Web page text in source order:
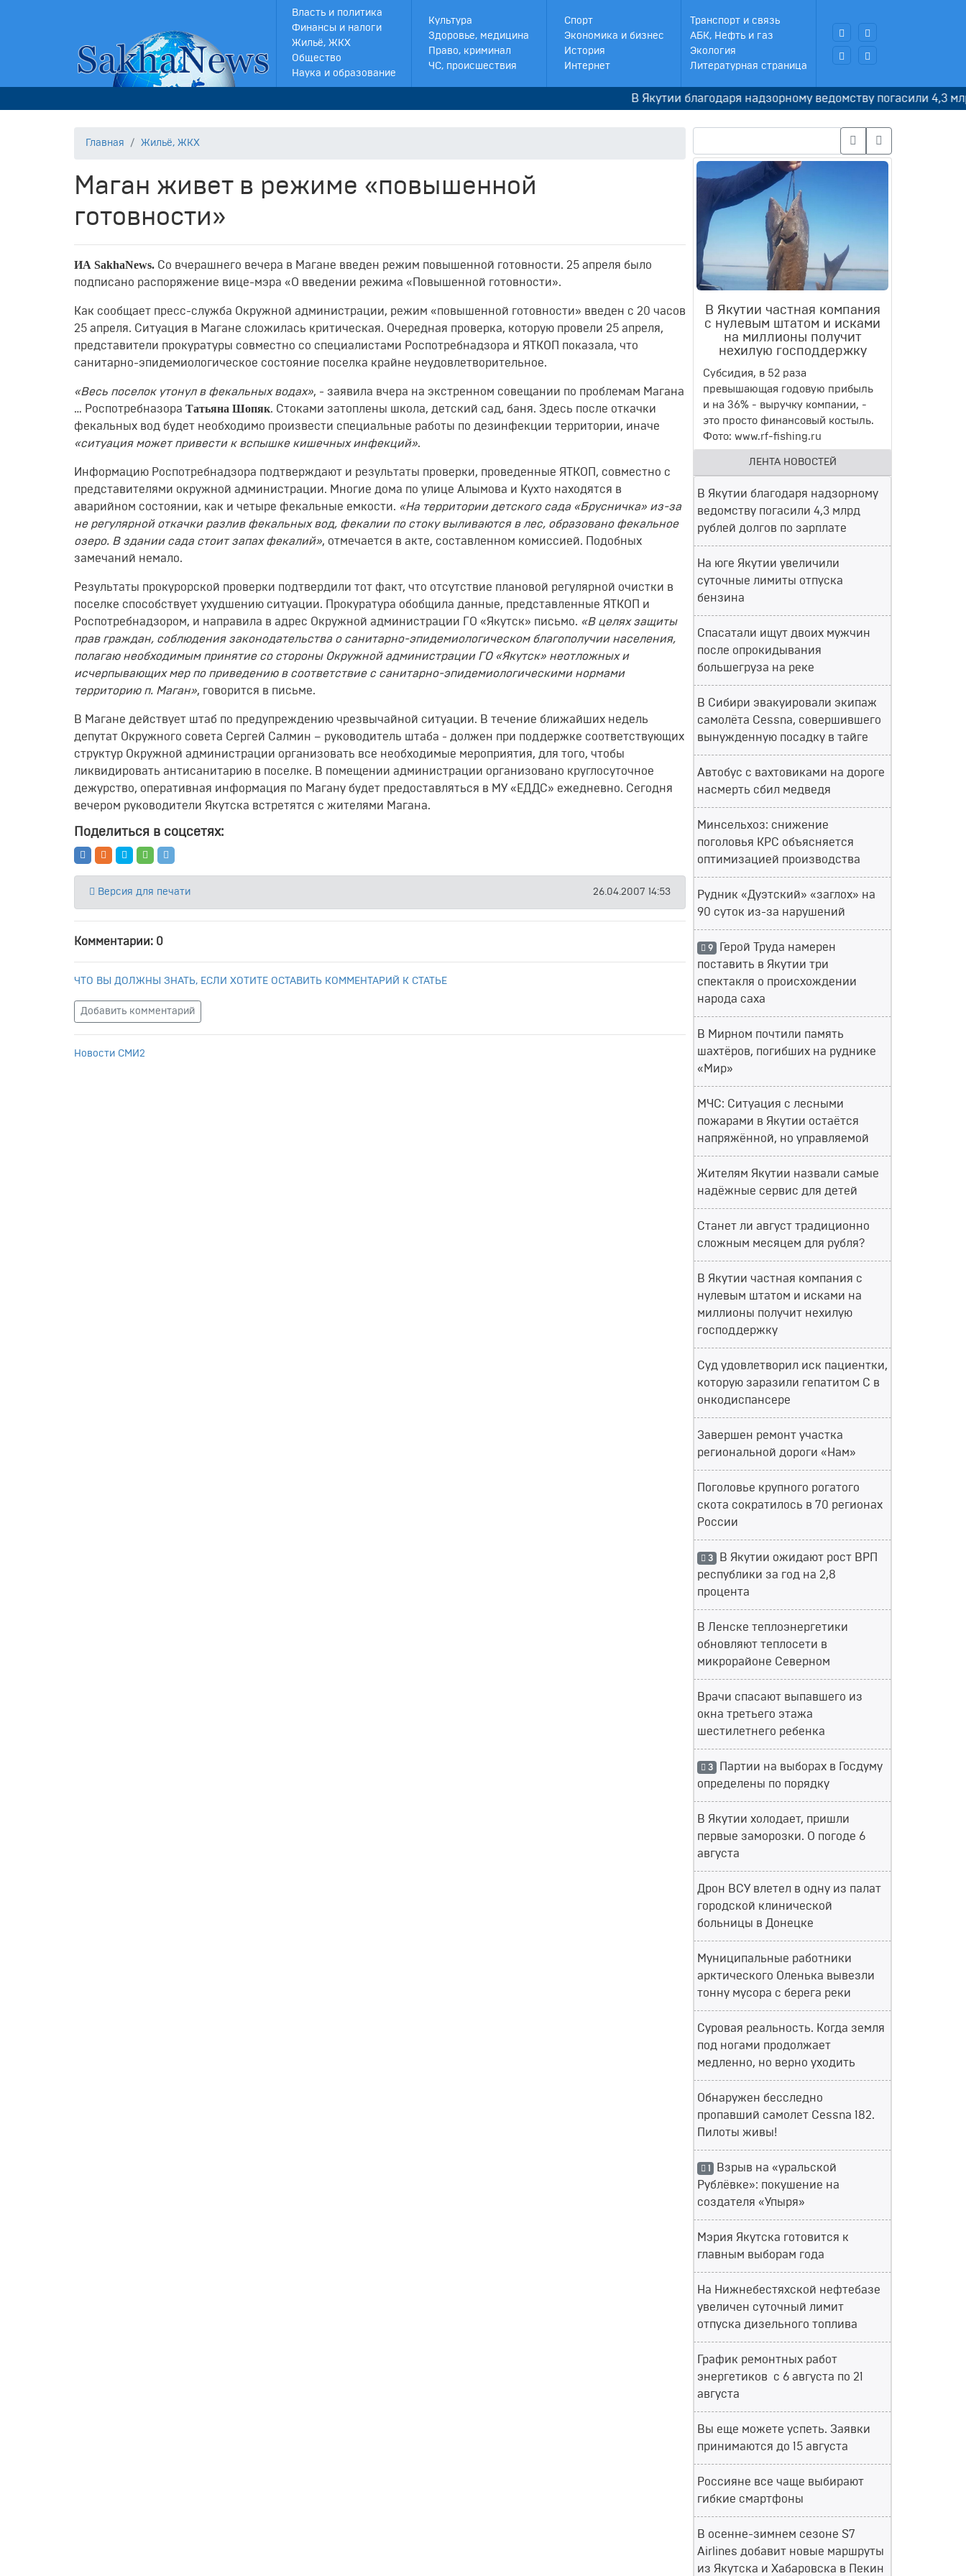
Власть и политика
Финансы и налоги
Жильё, ЖКХ
Общество
Наука и образование
Культура
Здоровье, медицина
Право, криминал
ЧС, происшествия
Спорт
Экономика и бизнес
История
Интернет
Транспорт и связь
АБК, Нефть и газ
Экология
Литературная страница
В Якутии благодаря надзорному ведомству погасили 4,3 млрд
Главная Жильё, ЖКХ
Маган живет в режиме «повышенной
готовности»
ИА SakhaNews. Со вчерашнего вечера в Магане введен режим повышенной готовности. 25 апреля было
подписано распоряжение вице-мэра «О введении режима «Повышенной готовности».
Как сообщает пресс-служба Окружной администрации, режим «повышенной готовности» введен с 20 часов
25 апреля. Ситуация в Магане сложилась критическая. Очередная проверка, которую провели 25 апреля,
представители прокуратуры совместно со специалистами Роспотребнадзора и ЯТКОП показала, что
санитарно-эпидемиологическое состояние поселка крайне неудовлетворительное.
«Весь поселок утонул в фекальных водах», - заявила вчера на экстренном совещании по проблемам Магана
… Роспотребназора Татьяна Шопяк. Стоками затоплены школа, детский сад, баня. Здесь после откачки
фекальных вод будет необходимо произвести специальные работы по дезинфекции территории, иначе
«ситуация может привести к вспышке кишечных инфекций».
Информацию Роспотребнадзора подтверждают и результаты проверки, проведенные ЯТКОП, совместно с
представителями окружной администрации. Многие дома по улице Алымова и Кухто находятся в
аварийном состоянии, как и четыре фекальные емкости. «На территории детского сада «Брусничка» из-за
не регулярной откачки разлив фекальных вод, фекалии по стоку выливаются в лес, образовано фекальное
озеро. В здании сада стоит запах фекалий», отмечается в акте, составленном комиссией. Подобных
замечаний немало.
Результаты прокурорской проверки подтвердили тот факт, что отсутствие плановой регулярной очистки в
поселке способствует ухудшению ситуации. Прокуратура обобщила данные, представленные ЯТКОП и
Роспотребнадзором, и направила в адрес Окружной администрации ГО «Якутск» письмо. «В целях защиты
прав граждан, соблюдения законодательства о санитарно-эпидемиологическом благополучии населения,
полагаю необходимым принятие со стороны Окружной администрации ГО «Якутск» неотложных и
исчерпывающих мер по приведению в соответствие с санитарно-эпидемиологическими нормами
территорию п. Маган», говорится в письме.
В Магане действует штаб по предупреждению чрезвычайной ситуации. В течение ближайших недель
депутат Окружного совета Сергей Салмин – руководитель штаба - должен при поддержке соответствующих
структур Окружной администрации организовать все необходимые мероприятия, для того, чтобы
ликвидировать антисанитарию в поселке. В помещении администрации организовано круглосуточное
дежурство, оперативная информация по Магану будет предоставляться в МУ «ЕДДС» ежедневно. Сегодня
вечером руководители Якутска встретятся с жителями Магана.
Поделиться в соцсетях:
Версия для печати 26.04.2007 14:53
Комментарии: 0
ЧТО ВЫ ДОЛЖНЫ ЗНАТЬ, ЕСЛИ ХОТИТЕ ОСТАВИТЬ КОММЕНТАРИЙ К СТАТЬЕ
Добавить комментарий
Новости СМИ2
В Якутии частная компания
с нулевым штатом и исками
на миллионы получит
нехилую господдержку
Субсидия, в 52 раза
превышающая годовую прибыль
и на 36% - выручку компании, -
это просто финансовый костыль.
Фото: www.rf-fishing.ru
ЛЕНТА НОВОСТЕЙ
В Якутии благодаря надзорному
ведомству погасили 4,3 млрд
рублей долгов по зарплате
На юге Якутии увеличили
суточные лимиты отпуска
бензина
Спасатали ищут двоих мужчин
после опрокидывания
большегруза на реке
В Сибири эвакуировали экипаж
самолёта Cessna, совершившего
вынужденную посадку в тайге
Автобус с вахтовиками на дороге
насмерть сбил медведя
Минсельхоз: снижение
поголовья КРС объясняется
оптимизацией производства
Рудник «Дуэтский» «заглох» на
90 суток из-за нарушений
9 Герой Труда намерен
поставить в Якутии три
спектакля о происхождении
народа саха
В Мирном почтили память
шахтёров, погибших на руднике
«Мир»
МЧС: Ситуация с лесными
пожарами в Якутии остаётся
напряжённой, но управляемой
Жителям Якутии назвали самые
надёжные сервис для детей
Станет ли август традиционно
сложным месяцем для рубля?
В Якутии частная компания с
нулевым штатом и исками на
миллионы получит нехилую
господдержку
Суд удовлетворил иск пациентки,
которую заразили гепатитом С в
онкодиспансере
Завершен ремонт участка
региональной дороги «Нам»
Поголовье крупного рогатого
скота сократилось в 70 регионах
России
3 В Якутии ожидают рост ВРП
республики за год на 2,8
процента
В Ленске теплоэнергетики
обновляют теплосети в
микрорайоне Северном
Врачи спасают выпавшего из
окна третьего этажа
шестилетнего ребенка
3 Партии на выборах в Госдуму
определены по порядку
В Якутии холодает, пришли
первые заморозки. О погоде 6
августа
Дрон ВСУ влетел в одну из палат
городской клинической
больницы в Донецке
Муниципальные работники
арктического Оленька вывезли
тонну мусора с берега реки
Суровая реальность. Когда земля
под ногами продолжает
медленно, но верно уходить
Обнаружен бесследно
пропавший самолет Cessna 182.
Пилоты живы!
1 Взрыв на «уральской
Рублёвке»: покушение на
создателя «Упыря»
Мэрия Якутска готовится к
главным выборам года
На Нижнебестяхской нефтебазе
увеличен суточный лимит
отпуска дизельного топлива
График ремонтных работ
энергетиков с 6 августа по 21
августа
Вы еще можете успеть. Заявки
принимаются до 15 августа
Россияне все чаще выбирают
гибкие смартфоны
В осенне-зимнем сезоне S7
Airlines добавит новые маршруты
из Якутска и Хабаровска в Пекин